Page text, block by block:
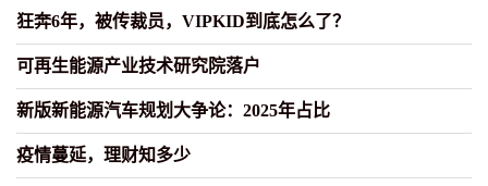
狂奔6年，被传裁员，VIPKID到底怎么了？
可再生能源产业技术研究院落户
新版新能源汽车规划大争论：2025年占比
疫情蔓延，理财知多少